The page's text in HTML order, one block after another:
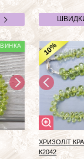
10%
ХРИЗОЛІТ
К2042